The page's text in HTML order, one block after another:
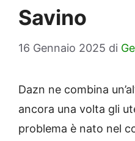
Savino
16 Gennaio 2025 di
Dazn ne combina
ancora una volta gli
problema è nato nel